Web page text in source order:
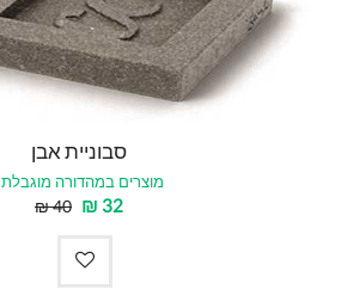
סבוניית אבן
מוצרים במהדורה מוגבלת
32
₪
40
₪